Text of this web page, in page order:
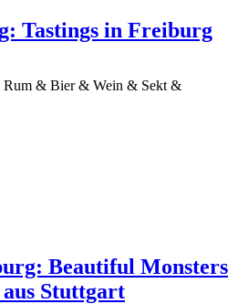
Tastings in Freiburg
& Bier & Wein & Sekt &
Beautiful Monsters
Stuttgart